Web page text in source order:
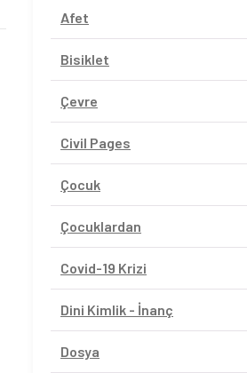
Afet
Bisiklet
Çevre
Civil Pages
Çocuk
Çocuklardan
Covid-19 Krizi
Dini Kimlik - İnanç
Dosya